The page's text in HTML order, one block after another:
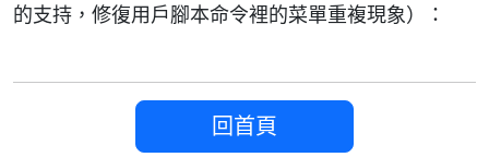
的支持，修復用戶腳本命令裡的菜單重複現象）：
回首頁